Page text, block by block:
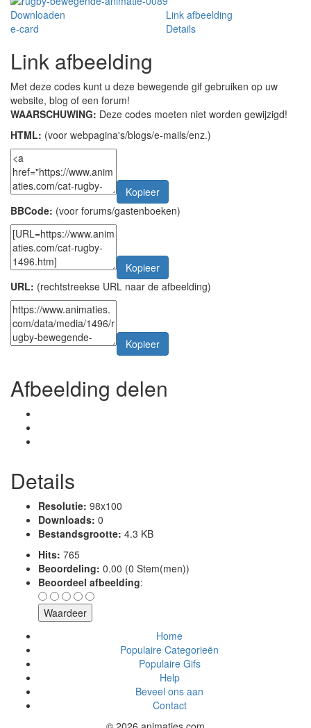
Downloaden
Link afbeelding
e-card
Details
Link afbeelding
Met deze codes kunt u deze bewegende gif gebruiken op uw
website, blog of een forum!
WAARSCHUWING: Deze codes moeten niet worden gewijzigd!
HTML: (voor webpagina's/blogs/e-mails/enz.)
Kopieer
BBCode: (voor forums/gastenboeken)
Kopieer
URL: (rechtstreekse URL naar de afbeelding)
Kopieer
Afbeelding delen
Details
Resolutie: 98x100
Downloads: 0
Bestandsgrootte: 4.3 KB
Hits: 765
Beoordeling: 0.00 (0 Stem(men))
Beoordeel afbeelding:
Home
Populaire Categorieën
Populaire Gifs
Help
Beveel ons aan
Contact